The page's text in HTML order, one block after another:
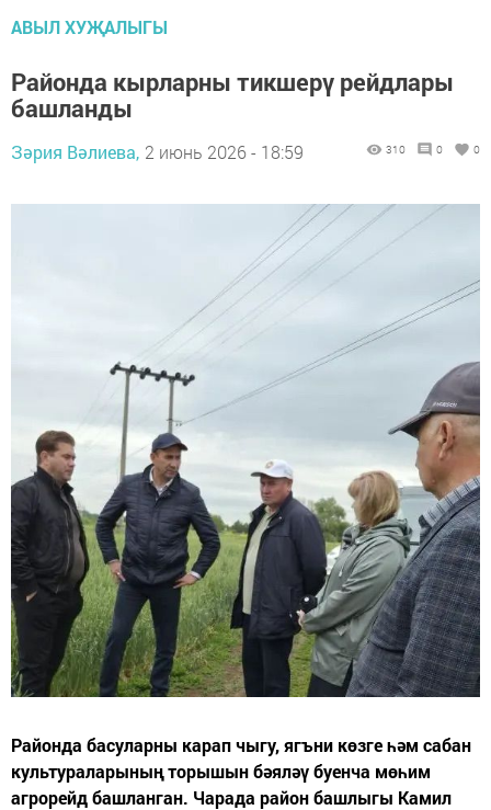
АВЫЛ ХУҖАЛЫГЫ
Районда кырларны тикшерү рейдлары
башланды
Зәрия Вәлиева, 2 июнь 2026 - 18:59 310 0 0
Районда басуларны карап чыгу, ягъни көзге һәм сабан
культураларының торышын бәяләү буенча мөһим
агрорейд башланган. Чарада район башлыгы Камил